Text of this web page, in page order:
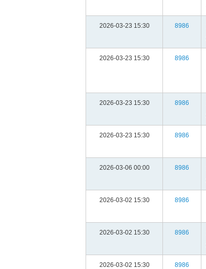
2026-03-23 15:30 8986
2026-03-23 15:30 8986
2026-03-23 15:30 8986
2026-03-23 15:30 8986
2026-03-06 00:00 8986
2026-03-02 15:30 8986
2026-03-02 15:30 8986
2026-03-02 15:30 8986